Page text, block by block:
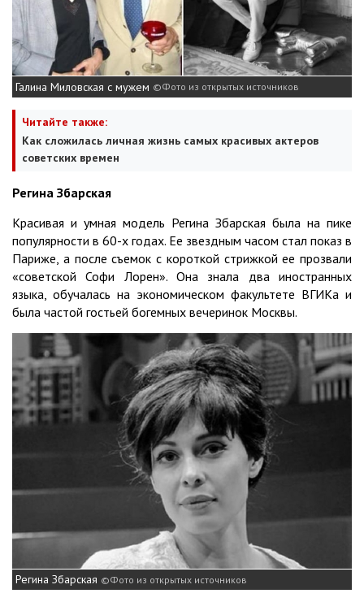
Галина Миловская с мужем Фото из открытых источников
Читайте также:
Как сложилась личная жизнь самых красивых актеров
советских времен
Регина Збарская
Красивая и умная модель Регина Збарская была на пике
популярности в 60-х годах. Ее звездным часом стал показ в
Париже, а после съемок с короткой стрижкой ее прозвали
«советской Софи Лорен». Она знала два иностранных
языка, обучалась на экономическом факультете ВГИКа и
была частой гостьей богемных вечеринок Москвы.
Регина Збарская Фото из открытых источников